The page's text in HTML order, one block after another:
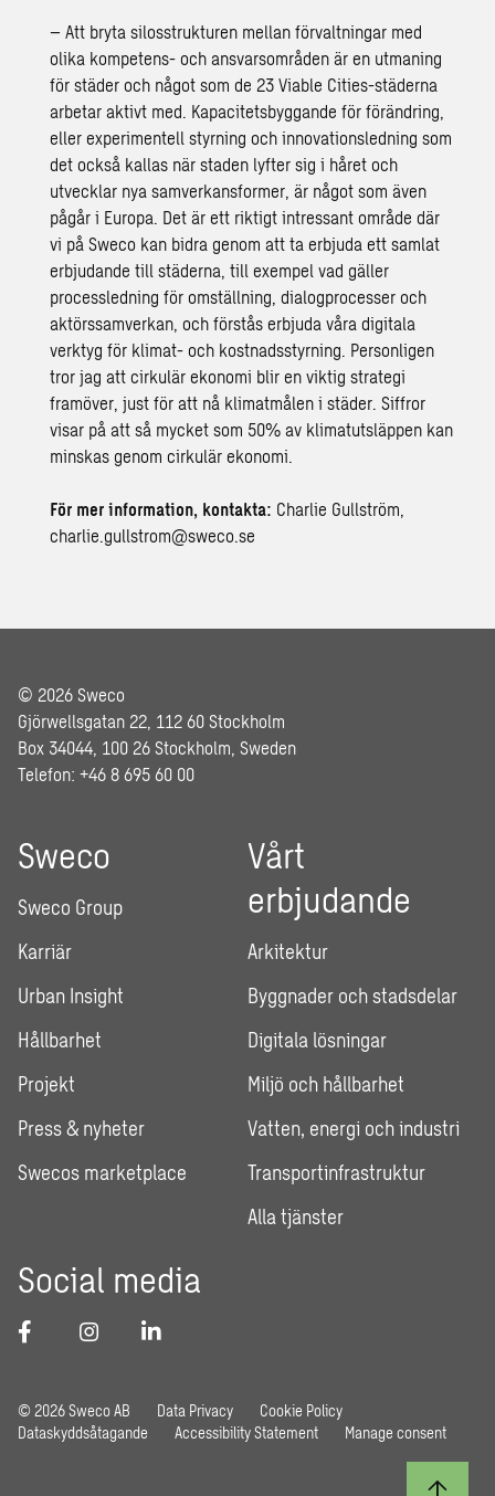
– Att bryta silosstrukturen mellan förvaltningar med
olika kompetens- och ansvarsområden är en utmaning
för städer och något som de 23 Viable Cities-städerna
arbetar aktivt med. Kapacitetsbyggande för förändring,
eller experimentell styrning och innovationsledning som
det också kallas när staden lyfter sig i håret och
utvecklar nya samverkansformer, är något som även
pågår i Europa. Det är ett riktigt intressant område där
vi på Sweco kan bidra genom att ta erbjuda ett samlat
erbjudande till städerna, till exempel vad gäller
processledning för omställning, dialogprocesser och
aktörssamverkan, och förstås erbjuda våra digitala
verktyg för klimat- och kostnadsstyrning. Personligen
tror jag attcirkulär ekonomi blir en viktig strategi
framöver, just för att nå klimatmålen i städer. Siffror
visar på att så mycket som 50% av klimatutsläppen kan
minskas genom cirkulär ekonomi.
För mer information, kontakta: Charlie Gullström,
charlie.gullstrom@sweco.se
© 2026 Sweco
Gjörwellsgatan 22, 112 60 Stockholm
Box 34044, 100 26 Stockholm, Sweden
Telefon: +46 8 695 60 00
Sweco
Sweco Group
Karriär
Urban Insight
Hållbarhet
Projekt
Press & nyheter
Swecos marketplace
Vårt
erbjudande
Arkitektur
Byggnader och stadsdelar
Digitala lösningar
Miljö och hållbarhet
Vatten, energi och industri
Transportinfrastruktur
Alla tjänster
Social media
© 2026 Sweco AB Data Privacy
Cookie Policy
Dataskyddsåtagande
Accessibility Statement Manage consent